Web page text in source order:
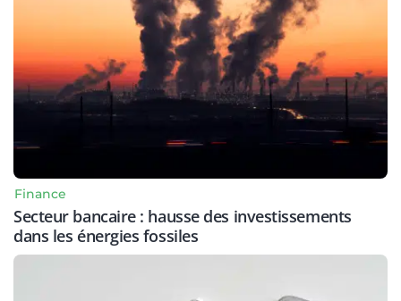
Finance
Secteur bancaire : hausse des investissements
dans les énergies fossiles